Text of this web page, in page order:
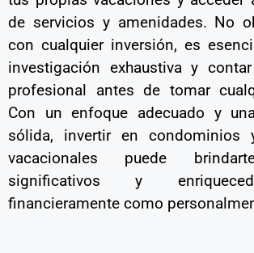
de servicios y amenidades. No
con cualquier inversión, es
investigación exhaustiva y
profesional antes de tomar
Con un enfoque adecuado y
sólida, invertir en condominios
vacacionales puede
significativos y
financieramente como